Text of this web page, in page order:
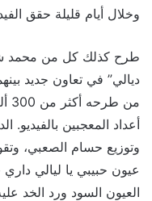
وخلال أيام قليلة حقق الفيديو ما
طرح كذلك كل من محمد
ديالي” في تعاون جديد
أعداد المعجبين
وتوزيع حسام الصعبي،
عيون حبيبي يا ليالي
العيون السود ورد الخد